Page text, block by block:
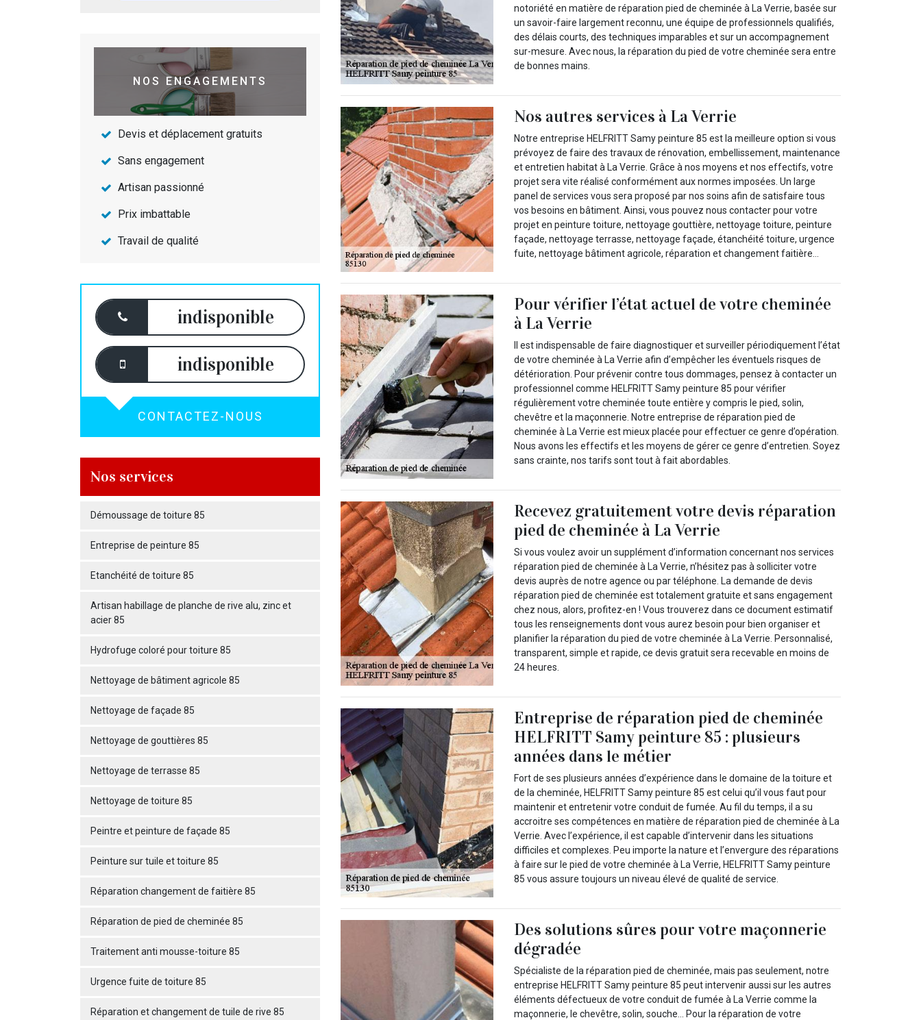
NOS ENGAGEMENTS
Devis et déplacement gratuits
Sans engagement
Artisan passionné
Prix imbattable
Travail de qualité
indisponible
indisponible
CONTACTEZ-NOUS
Nos services
Démoussage de toiture 85
Entreprise de peinture 85
Etanchéité de toiture 85
Artisan habillage de planche de rive alu, zinc et
acier 85
Hydrofuge coloré pour toiture 85
Nettoyage de bâtiment agricole 85
Nettoyage de façade 85
Nettoyage de gouttières 85
Nettoyage de terrasse 85
Nettoyage de toiture 85
Peintre et peinture de façade 85
Peinture sur tuile et toiture 85
Réparation changement de faitière 85
Réparation de pied de cheminée 85
Traitement anti mousse-toiture 85
Urgence fuite de toiture 85
Réparation et changement de tuile de rive 85
notoriété en matière de réparation pied de cheminée à La Verrie, basée sur
un savoir-faire largement reconnu, une équipe de professionnels qualifiés,
des délais courts, des techniques imparables et sur un accompagnement
sur-mesure. Avec nous, la réparation du pied de votre cheminée sera entre
de bonnes mains.
Nos autres services à La Verrie
Notre entreprise HELFRITT Samy peinture 85 est la meilleure option si vous
prévoyez de faire des travaux de rénovation, embellissement, maintenance
et entretien habitat à La Verrie. Grâce à nos moyens et nos effectifs, votre
projet sera vite réalisé conformément aux normes imposées. Un large
panel de services vous sera proposé par nos soins afin de satisfaire tous
vos besoins en bâtiment. Ainsi, vous pouvez nous contacter pour votre
projet en peinture toiture, nettoyage gouttière, nettoyage toiture, peinture
façade, nettoyage terrasse, nettoyage façade, étanchéité toiture, urgence
fuite, nettoyage bâtiment agricole, réparation et changement faitière…
Pour vérifier l’état actuel de votre cheminée
à La Verrie
Il est indispensable de faire diagnostiquer et surveiller périodiquement l’état
de votre cheminée à La Verrie afin d’empêcher les éventuels risques de
détérioration. Pour prévenir contre tous dommages, pensez à contacter un
professionnel comme HELFRITT Samy peinture 85 pour vérifier
régulièrement votre cheminée toute entière y compris le pied, solin,
chevêtre et la maçonnerie. Notre entreprise de réparation pied de
cheminée à La Verrie est mieux placée pour effectuer ce genre d’opération.
Nous avons les effectifs et les moyens de gérer ce genre d’entretien. Soyez
sans crainte, nos tarifs sont tout à fait abordables.
Recevez gratuitement votre devis réparation
pied de cheminée à La Verrie
Si vous voulez avoir un supplément d’information concernant nos services
réparation pied de cheminée à La Verrie, n’hésitez pas à solliciter votre
devis auprès de notre agence ou par téléphone. La demande de devis
réparation pied de cheminée est totalement gratuite et sans engagement
chez nous, alors, profitez-en ! Vous trouverez dans ce document estimatif
tous les renseignements dont vous aurez besoin pour bien organiser et
planifier la réparation du pied de votre cheminée à La Verrie. Personnalisé,
transparent, simple et rapide, ce devis gratuit sera recevable en moins de
24 heures.
Entreprise de réparation pied de cheminée
HELFRITT Samy peinture 85 : plusieurs
années dans le métier
Fort de ses plusieurs années d’expérience dans le domaine de la toiture et
de la cheminée, HELFRITT Samy peinture 85 est celui qu’il vous faut pour
maintenir et entretenir votre conduit de fumée. Au fil du temps, il a su
accroitre ses compétences en matière de réparation pied de cheminée à La
Verrie. Avec l’expérience, il est capable d’intervenir dans les situations
difficiles et complexes. Peu importe la nature et l’envergure des réparations
à faire sur le pied de votre cheminée à La Verrie, HELFRITT Samy peinture
85 vous assure toujours un niveau élevé de qualité de service.
Des solutions sûres pour votre maçonnerie
dégradée
Spécialiste de la réparation pied de cheminée, mais pas seulement, notre
entreprise HELFRITT Samy peinture 85 peut intervenir aussi sur les autres
éléments défectueux de votre conduit de fumée à La Verrie comme la
maçonnerie, le chevêtre, solin, souche... Pour la réparation de votre